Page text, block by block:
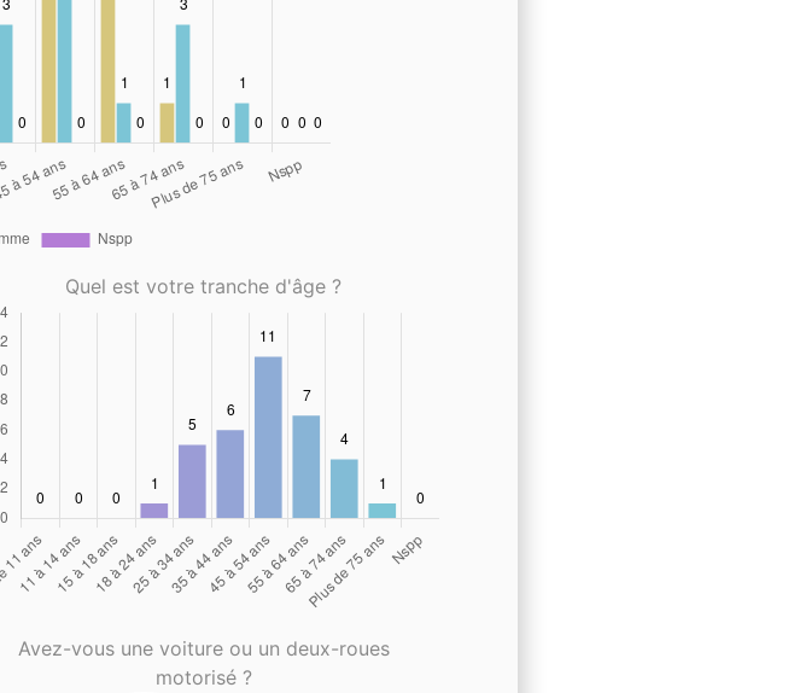
Quel est votre tranche d'âge ?
Avez-vous une voiture ou un deux-roues
motorisé ?